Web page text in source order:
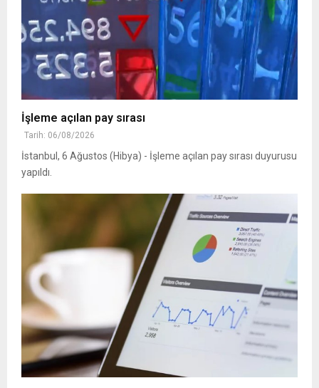
İşleme açılan pay sırası
Tarih: 06/08/2026
İstanbul, 6 Ağustos (Hibya) - İşleme açılan pay sırası duyurusu
yapıldı.